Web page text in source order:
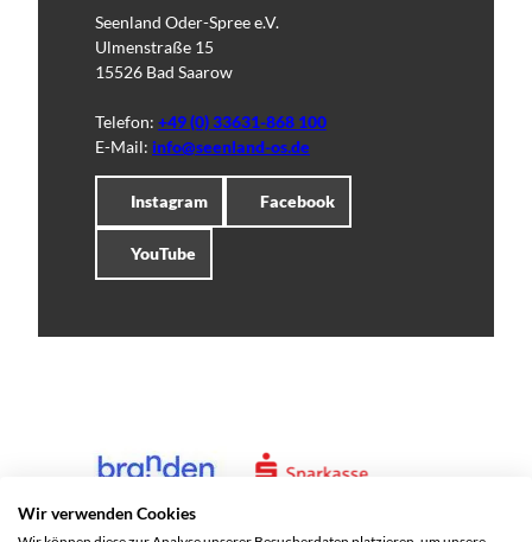
Seenland Oder-Spree e.V.
Ulmenstraße 15
15526 Bad Saarow
Telefon: +49 (0) 33631-868 100
E-Mail: info@seenland-os.de
Instagram Facebook
YouTube
Wir verwenden Cookies